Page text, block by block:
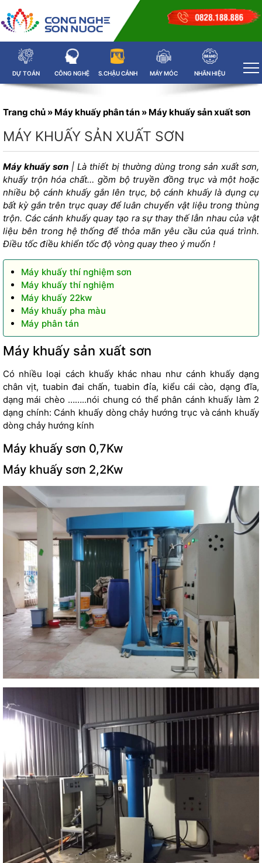
DỰ TOÁN CÔNG NGHỆ S.CHẬU CẢNH MÁY MÓC NHÃN HIỆU
Trang chủ » Máy khuấy phân tán » Máy khuấy sản xuất sơn
MÁY KHUẤY SẢN XUẤT SƠN
Máy khuấy sơn | Là thiết bị thường dùng trong sản xuất sơn,
khuấy trộn hóa chất… gồm bộ truyền đồng trục và một hoặc
nhiều bộ cánh khuấy gắn lên trục, bộ cánh khuấy là dụng cụ
bất kỳ gắn trên trục quay để luân chuyển vật liệu trong thùng
trộn. Các cánh khuấy quay tạo ra sự thay thế lẫn nhau của vật
liệu bên trong hệ thống để thỏa mãn yêu cầu của quá trình.
Điều tốc điều khiển tốc độ vòng quay theo ý muốn !
Máy khuấy thí nghiệm sơn
Máy khuấy thí nghiệm
Máy khuấy 22kw
Máy khuấy pha màu
Máy phân tán
Máy khuấy sản xuất sơn
Có nhiều loại cách khuấy khác nhau như cánh khuấy dạng
chân vịt, tuabin đai chấn, tuabin đỉa, kiểu cái cào, dạng đĩa,
dạng mái chèo ……..nói chung có thể phân cánh khuấy làm 2
dạng chính: Cánh khuấy dòng chảy hướng trục và cánh khuấy
dòng chảy hướng kính
Máy khuấy sơn 0,7Kw
Máy khuấy sơn 2,2Kw